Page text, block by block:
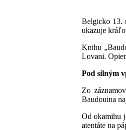
Belgicko 13.
ukazuje
Knihu
Lovani.
Pod silným
Zo
Baudouina
Od okamihu
atentáte na